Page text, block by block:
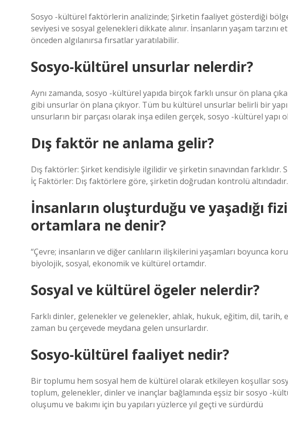
Sosyo -kültürel faktörlerin analizinde; Şirketin faaliyet gösterdiği
seviyesi ve sosyal gelenekleri dikkate alınır. İnsanların yaşam
önceden algılanırsa fırsatlar yaratılabilir.
Sosyo-kültürel unsurlar nelerdir?
Aynı zamanda, sosyo -kültürel yapıda birçok farklı unsur ön plana
gibi unsurlar ön plana çıkıyor. Tüm bu kültürel unsurlar belirli bir yapı
unsurların bir parçası olarak inşa edilen gerçek, sosyo -kültürel yapı
Dış faktör ne anlama gelir?
Dış faktörler: Şirket kendisiyle ilgilidir ve şirketin sınavından farklıdır.
İç Faktörler: Dış faktörlere göre, şirketin doğrudan kontrolü altındadır.
İnsanların oluşturduğu ve yaşadığı
ortamlara ne denir?
“Çevre; insanların ve diğer canlıların ilişkilerini yaşamları boyunca
biyolojik, sosyal, ekonomik ve kültürel ortamdır.
Sosyal ve kültürel ögeler nelerdir?
Farklı dinler, gelenekler ve gelenekler, ahlak, hukuk, eğitim, dil, tarih,
zaman bu çerçevede meydana gelen unsurlardır.
Sosyo-kültürel faaliyet nedir?
Bir toplumu hem sosyal hem de kültürel olarak etkileyen koşullar
toplum, gelenekler, dinler ve inançlar bağlamında eşsiz bir sosyo -
oluşumu ve bakımı için bu yapıları yüzlerce yıl geçti ve sürdürdü